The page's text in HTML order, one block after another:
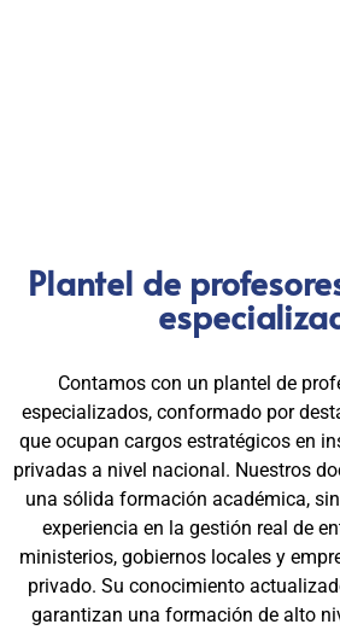
Plantel de
Contamos con un plantel de
especializados, conformado por
que ocupan cargos estratégicos en
privadas a nivel nacional. Nuestros
una sólida formación académica,
experiencia en la gestión real de
ministerios, gobiernos locales y
privado. Su conocimiento
garantizan una formación de alto